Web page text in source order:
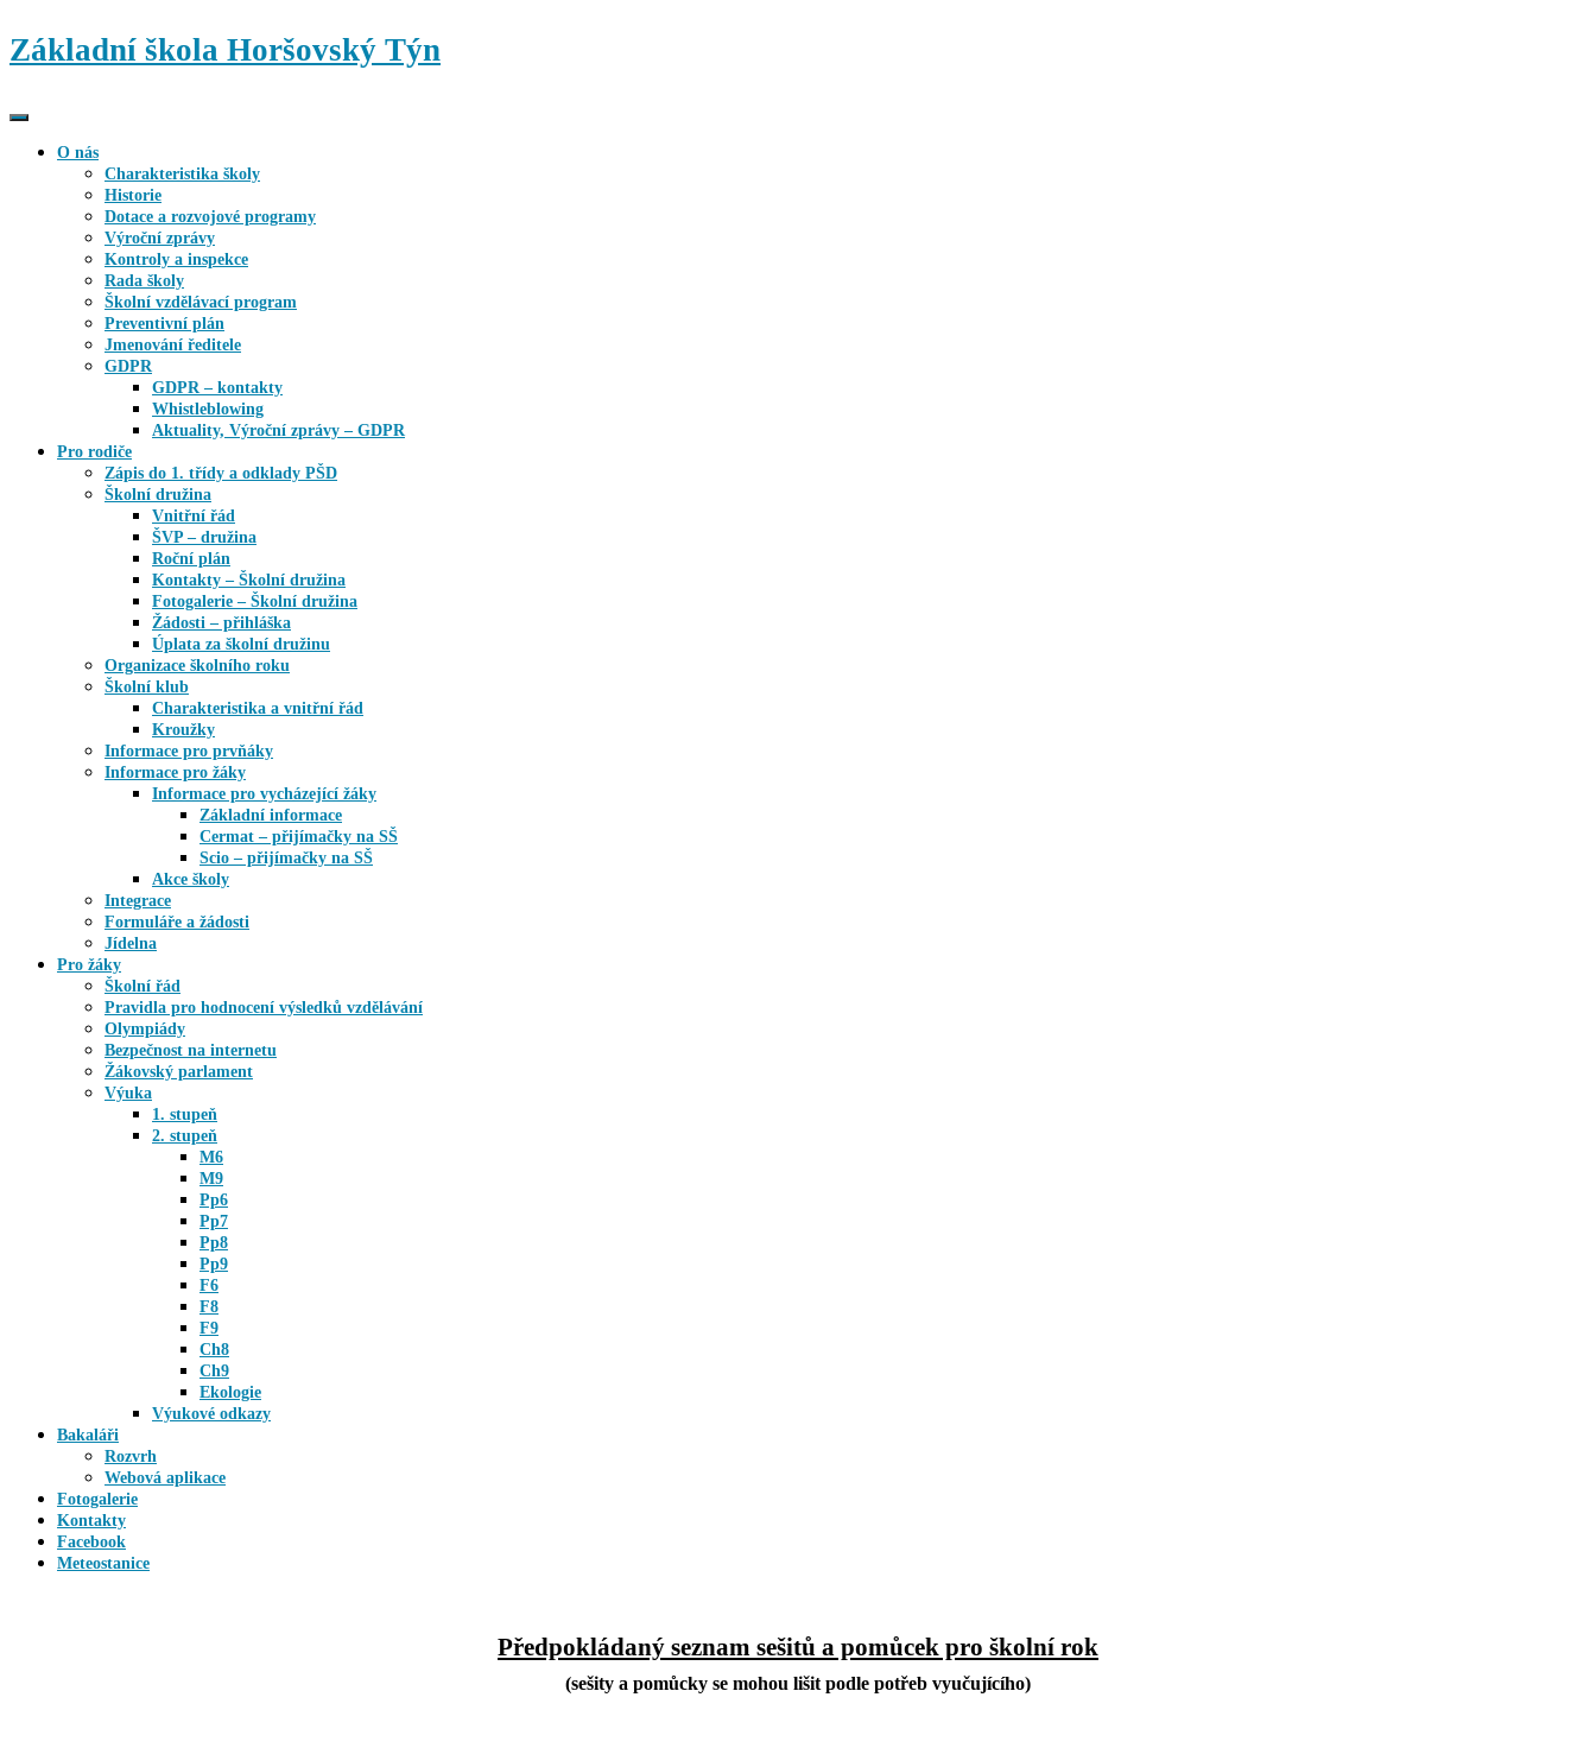
Základní škola Horšovský Týn
Přepnout
navigaci
O nás
Charakteristika školy
Historie
Dotace a rozvojové programy
Výroční zprávy
Kontroly a inspekce
Rada školy
Školní vzdělávací program
Preventivní plán
Jmenování ředitele
GDPR
GDPR – kontakty
Whistleblowing
Aktuality, Výroční zprávy – GDPR
Pro rodiče
Zápis do 1. třídy a odklady PŠD
Školní družina
Vnitřní řád
ŠVP – družina
Roční plán
Kontakty – Školní družina
Fotogalerie – Školní družina
Žádosti – přihláška
Úplata za školní družinu
Organizace školního roku
Školní klub
Charakteristika a vnitřní řád
Kroužky
Informace pro prvňáky
Informace pro žáky
Informace pro vycházející žáky
Základní informace
Cermat – přijímačky na SŠ
Scio – přijímačky na SŠ
Akce školy
Integrace
Formuláře a žádosti
Jídelna
Pro žáky
Školní řád
Pravidla pro hodnocení výsledků vzdělávání
Olympiády
Bezpečnost na internetu
Žákovský parlament
Výuka
1. stupeň
2. stupeň
M6
M9
Pp6
Pp7
Pp8
Pp9
F6
F8
F9
Ch8
Ch9
Ekologie
Výukové odkazy
Bakaláři
Rozvrh
Webová aplikace
Fotogalerie
Kontakty
Facebook
Meteostanice
Předpokládaný seznam sešitů a pomůcek pro školní rok
(sešity a pomůcky se mohou lišit podle potřeb vyučujícího)